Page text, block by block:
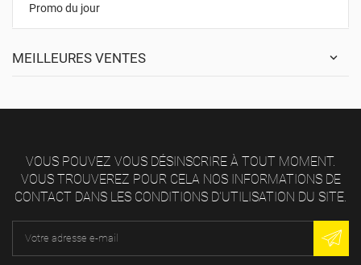
Promo du jour
MEILLEURES VENTES
VOUS POUVEZ VOUS DÉSINSCRIRE À TOUT MOMENT.
VOUS TROUVEREZ POUR CELA NOS INFORMATIONS DE
CONTACT DANS LES CONDITIONS D'UTILISATION DU SITE.